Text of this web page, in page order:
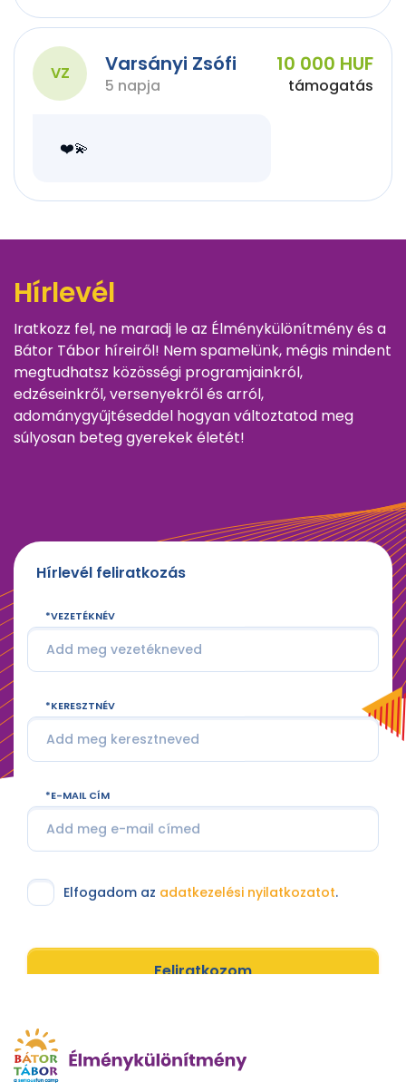
VZ Varsányi Zsófi
5 napja
10 000 HUF
támogatás
❤️💫
Hírlevél
Iratkozz fel, ne maradj le az Élménykülönítmény és a
Bátor Tábor híreiről! Nem spamelünk, mégis mindent
megtudhatsz közösségi programjainkról,
edzéseinkről, versenyekről és arról,
adománygyűjtéseddel hogyan változtatod meg
súlyosan beteg gyerekek életét!
Hírlevél feliratkozás
VEZETÉKNÉV
KERESZTNÉV
E-MAIL CÍM
Elfogadom az adatkezelési nyilatkozatot.
Feliratkozom